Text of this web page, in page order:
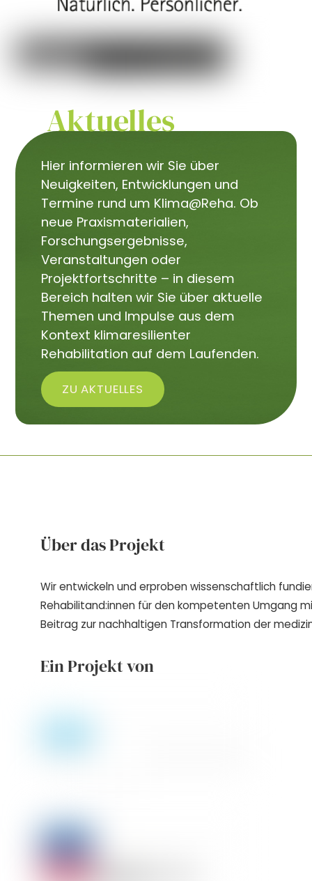
Aktuelles
Hier informieren wir Sie über
Neuigkeiten, Entwicklungen und
Termine rund um Klima@Reha. Ob
neue Praxismaterialien,
Forschungsergebnisse,
Veranstaltungen oder
Projektfortschritte – in diesem
Bereich halten wir Sie über aktuelle
Themen und Impulse aus dem
Kontext klimaresilienter
Rehabilitation auf dem Laufenden.
ZU AKTUELLES
Über das Projekt
Wir entwickeln und erproben wissenschaftlich
Rehabilitand:innen für den kompetenten Umgang
Beitrag zur nachhaltigen Transformation der
Ein Projekt von